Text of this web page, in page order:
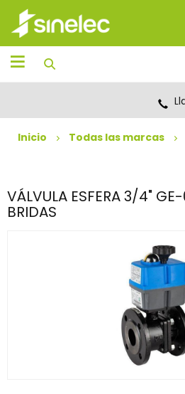
Saltar
contenido
Saltar
menú
de
navegación
Inicio Todas las marcas
VÁLVULA ESFERA 3/4"
BRIDAS